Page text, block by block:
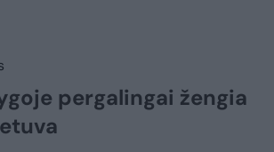
pergalingai žengia